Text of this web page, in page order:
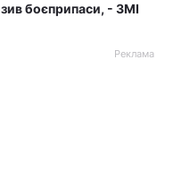
боєприпаси, - ЗМІ
Реклама